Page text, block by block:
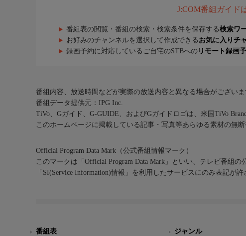
J:COM番組ガイド
番組表の閲覧・番組の検索・検索条件を保存する検索ワ
お好みのチャンネルを選択して作成できる お気に入りチ
録画予約に対応しているご自宅のSTBへの リモート録画
番組内容、放送時間などが実際の放送内容と異なる場合がございま
番組データ提供元：IPG Inc.
TiVo、Gガイド、G-GUIDE、およびGガイドロゴは、米国TiVo
このホームページに掲載している記事・写真等あらゆる素材の無断
Official Program Data Mark（公式番組情報マーク）
このマークは「Official Program Data Mark」といい、テレビ番組の
「SI(Service Information)情報」を利用したサービスにのみ表記が許
番組表
ジャンル